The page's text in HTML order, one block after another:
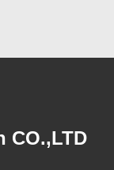
CO.,LTD